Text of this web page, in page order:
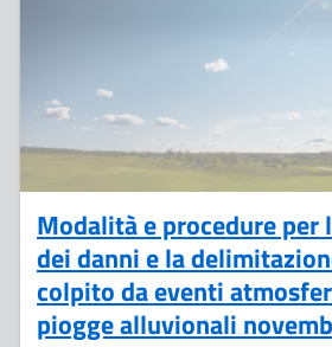
Modalità e procedure per
dei danni e la
colpito da eventi
piogge alluvionali